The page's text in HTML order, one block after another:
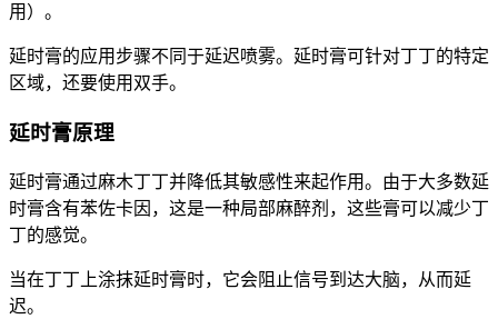
用）。
延时膏的应用步骤不同于延迟喷雾。延时膏可针对丁丁的特定
区域，还要使用双手。
延时膏原理
延时膏通过麻木丁丁并降低其敏感性来起作用。由于大多数延
时膏含有苯佐卡因，这是一种局部麻醉剂，这些膏可以减少丁
丁的感觉。
当在丁丁上涂抹延时膏时，它会阻止信号到达大脑，从而延
迟。